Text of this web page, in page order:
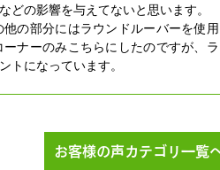
どの影響を与えてないと思います。
の部分にはラウンドルーバーを使用
ナーのみこちらにしたのですが、
トになっています。
お客様の声カテゴリ一覧